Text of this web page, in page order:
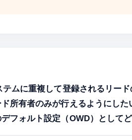
ムに重複して登録されるリード
所有者のみが行えるようにした
フォルト設定（OWD）として